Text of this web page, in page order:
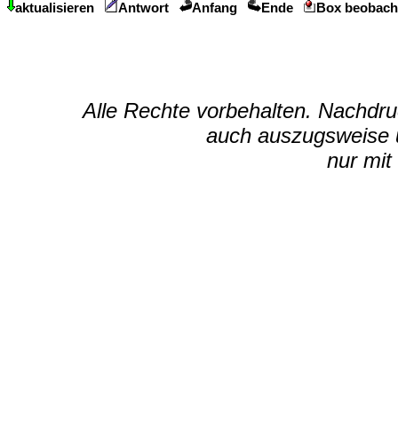
aktualisieren Antwort Anfang Ende Box
Alle Rechte vorbehalten.
auch auszugsweise
nur mit